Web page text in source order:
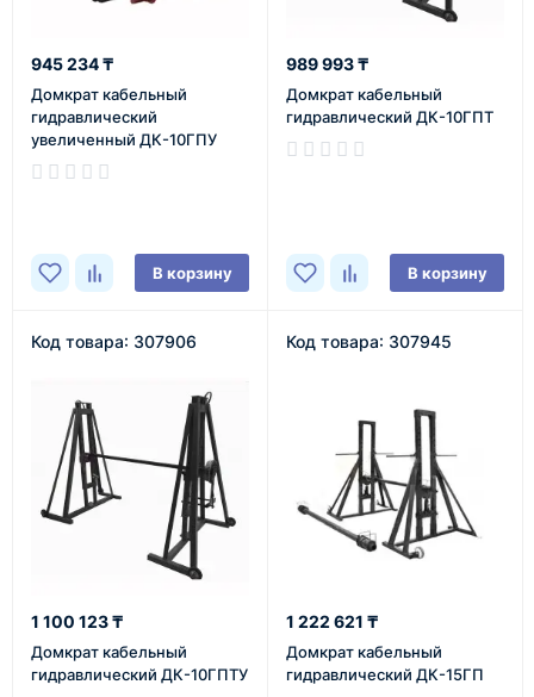
945 234 ₸
Домкрат кабельный
гидравлический
увеличенный ДК-10ГПУ
В корзину
989 993 ₸
Домкрат кабельный
гидравлический ДК-10ГПТ
В корзину
Код товара: 307906
1 100 123 ₸
Домкрат кабельный
гидравлический ДК-10ГПТУ
Код товара: 307945
1 222 621 ₸
Домкрат кабельный
гидравлический ДК-15ГП